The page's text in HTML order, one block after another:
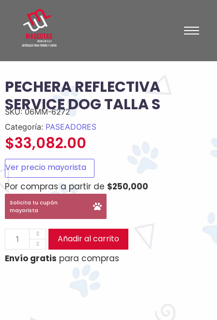
PECHERA REFLECTIVA
SERVICE DOG TALLA S
SKU:06MM-6272
Categoría: PASEADORES
$33,082.00
Ver precio mayorista
Por compras a partir de $250,000
Solicita tu cupón
mayorista
Añadir al carrito
Envío gratis para compras